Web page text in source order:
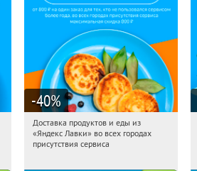
-40%
11:49:57 Получили:
Россия
Доставка продуктов и еды из
«Яндекс Лавки» во всех городах
присутствия сервиса